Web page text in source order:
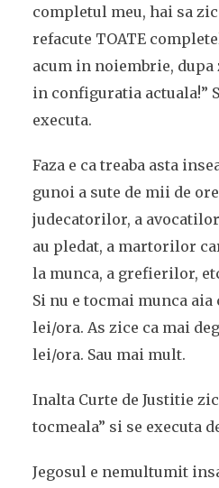
completul meu, hai sa
refacute TOATE
acum in noiembrie, dupa
in configuratia actuala!”
executa.
Faza e ca treaba asta
gunoi a sute de mii de
judecatorilor, a
au pledat, a martorilor
la munca, a grefierilor,
Si nu e tocmai munca aia
lei/ora. As zice ca mai
lei/ora. Sau mai mult.
Inalta Curte de Justitie
tocmeala” si se executa
Jegosul e nemultumit